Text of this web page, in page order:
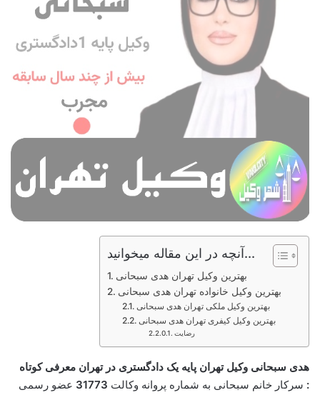
آنچه در این مقاله میخوانید...
بهترین وکیل تهران هدی سبحانی
بهترین وکیل خانواده تهران هدی سبحانی
بهترین وکیل ملکی تهران هدی سبحانی
بهترین وکیل کیفری تهران هدی سبحانی
رضایت
هدی سبحانی وکیل تهران پایه یک دادگستری در تهران معرفی کوتاه
: سرکار خانم سبحانی به شماره پروانه وکالت 31773 عضو رسمی